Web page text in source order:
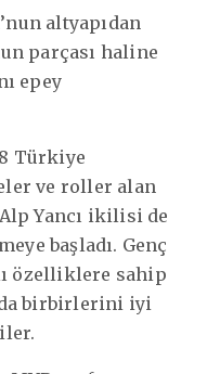
altyapıdan
parçası haline
epey
Türkiye
ve roller alan
Yancı ikilisi de
başladı. Genç
özelliklere sahip
birbirlerini iyi